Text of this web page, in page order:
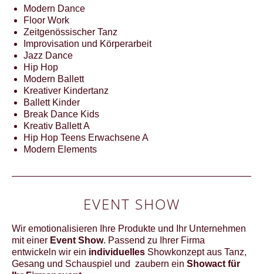
Modern Dance
Floor Work
Zeitgenössischer Tanz
Improvisation und Körperarbeit
Jazz Dance
Hip Hop
Modern Ballett
Kreativer Kindertanz
Ballett Kinder
Break Dance Kids
Kreativ Ballett A
Hip Hop Teens Erwachsene A
Modern Elements
EVENT SHOW
Wir emotionalisieren Ihre Produkte und Ihr Unternehmen
mit einer Event Show. Passend zu Ihrer Firma
entwickeln wir ein individuelles Showkonzept aus Tanz,
Gesang und Schauspiel und zaubern ein Showact für